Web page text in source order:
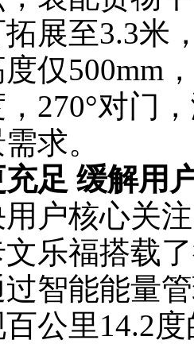
展至3.3米
仅500mm
270°对门
求。
足 缓解用
核心关注
乐福搭载
智能能量
公里14.2